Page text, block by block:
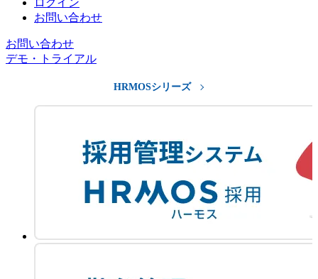
ログイン
お問い合わせ
お問い合わせ
デモ・トライアル
HRMOSシリーズ